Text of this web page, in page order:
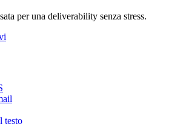
per una deliverability senza stress.
testo